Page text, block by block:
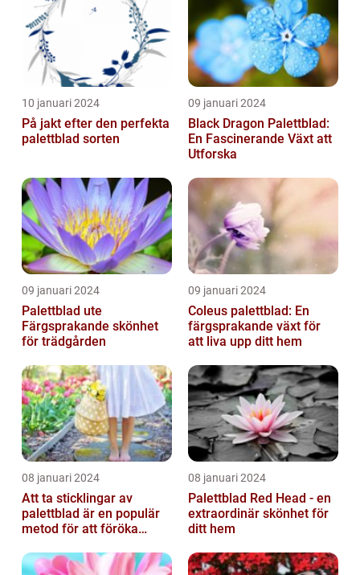
10 januari 2024
På jakt efter den perfekta
palettblad sorten
09 januari 2024
Black Dragon Palettblad:
En Fascinerande Växt att
Utforska
09 januari 2024
Palettblad ute
Färgsprakande skönhet
för trädgården
09 januari 2024
Coleus palettblad: En
färgsprakande växt för
att liva upp ditt hem
08 januari 2024
Att ta sticklingar av
palettblad är en populär
metod för att föröka
08 januari 2024
Palettblad Red Head - en
extraordinär skönhet för
ditt hem